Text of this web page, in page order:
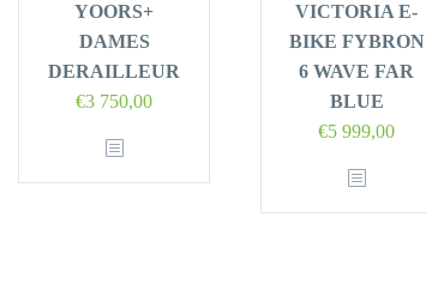
YOORS+
DAMES
DERAILLEUR
€3 750,00
VICTORIA E-
BIKE FYBRON
6 WAVE FAR
BLUE
€5 999,00